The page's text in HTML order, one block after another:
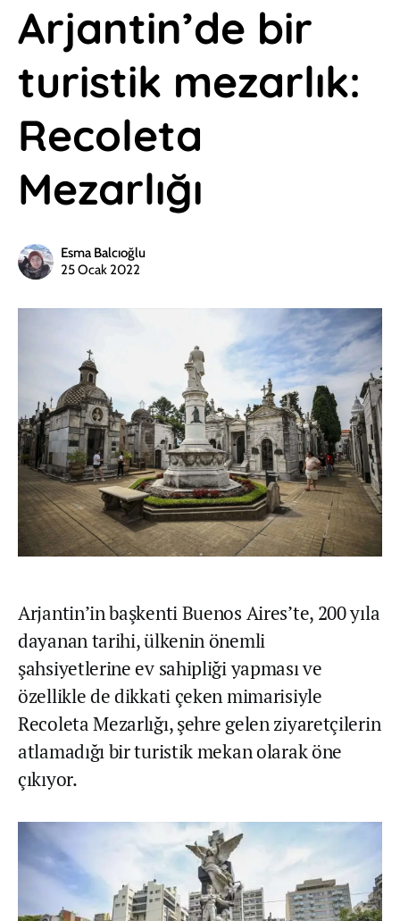
Arjantin’de bir
turistik mezarlık:
Recoleta
Mezarlığı
Esma Balcıoğlu
25 Ocak 2022
Arjantin’in başkenti Buenos Aires’te, 200 yıla
dayanan tarihi, ülkenin önemli
şahsiyetlerine ev sahipliği yapması ve
özellikle de dikkati çeken mimarisiyle
Recoleta Mezarlığı, şehre gelen ziyaretçilerin
atlamadığı bir turistik mekan olarak öne
çıkıyor.